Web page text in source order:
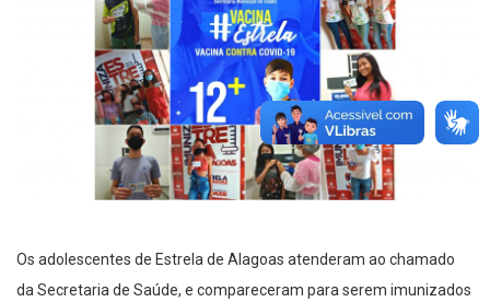
Os adolescentes de Estrela de Alagoas atenderam ao chamado
da Secretaria de Saúde, e compareceram para serem imunizados